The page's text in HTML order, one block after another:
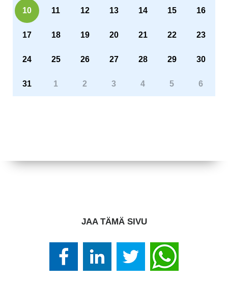
10 11 12 13 14 15 16
17 18 19 20 21 22 23
24 25 26 27 28 29 30
31 1 2 3 4 5 6
JAA TÄMÄ SIVU